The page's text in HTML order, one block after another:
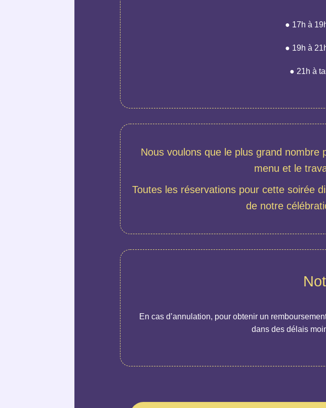
● 17h à
● 19h à
● 21h à
Nous voulons que le plus grand nombre
menu et le
Toutes les réservations pour cette soirée
de notre
En cas d’annulation, pour obtenir un
dans des délais